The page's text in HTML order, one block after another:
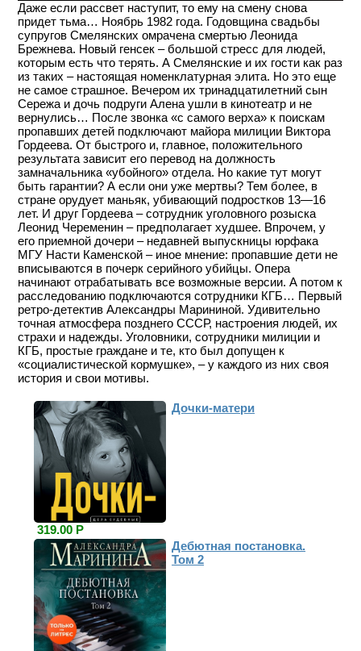
Даже если рассвет наступит, то ему на смену снова
придет тьма… Ноябрь 1982 года. Годовщина свадьбы
супругов Смелянских омрачена смертью Леонида
Брежнева. Новый генсек – большой стресс для людей,
которым есть что терять. А Смелянские и их гости как раз
из таких – настоящая номенклатурная элита. Но это еще
не самое страшное. Вечером их тринадцатилетний сын
Сережа и дочь подруги Алена ушли в кинотеатр и не
вернулись… После звонка «с самого верха» к поискам
пропавших детей подключают майора милиции Виктора
Гордеева. От быстрого и, главное, положительного
результата зависит его перевод на должность
замначальника «убойного» отдела. Но какие тут могут
быть гарантии? А если они уже мертвы? Тем более, в
стране орудует маньяк, убивающий подростков 13—16
лет. И друг Гордеева – сотрудник уголовного розыска
Леонид Череменин – предполагает худшее. Впрочем, у
его приемной дочери – недавней выпускницы юрфака
МГУ Насти Каменской – иное мнение: пропавшие дети не
вписываются в почерк серийного убийцы. Опера
начинают отрабатывать все возможные версии. А потом к
расследованию подключаются сотрудники КГБ… Первый
ретро-детектив Александры Марининой. Удивительно
точная атмосфера позднего СССР, настроения людей, их
страхи и надежды. Уголовники, сотрудники милиции и
КГБ, простые граждане и те, кто был допущен к
«социалистической кормушке», – у каждого из них своя
история и свои мотивы.
Дочки-матери
319.00 Р
Дебютная постановка.
Том 2